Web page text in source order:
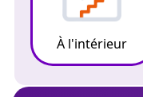
À l'intérieur